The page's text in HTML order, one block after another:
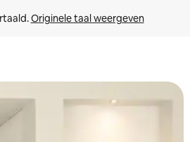
Originele taal weergeven